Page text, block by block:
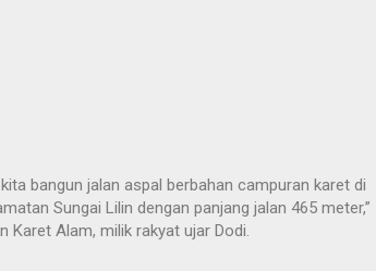
bangun jalan aspal berbahan campuran karet di
Sungai Lilin dengan panjang jalan 465 meter,”
Karet Alam, milik rakyat ujar Dodi.